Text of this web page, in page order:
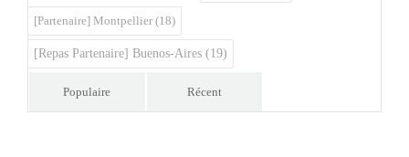
[Partenaire] Montpellier (18)
[Repas Partenaire] Buenos-Aires (19)
Populaire Récent